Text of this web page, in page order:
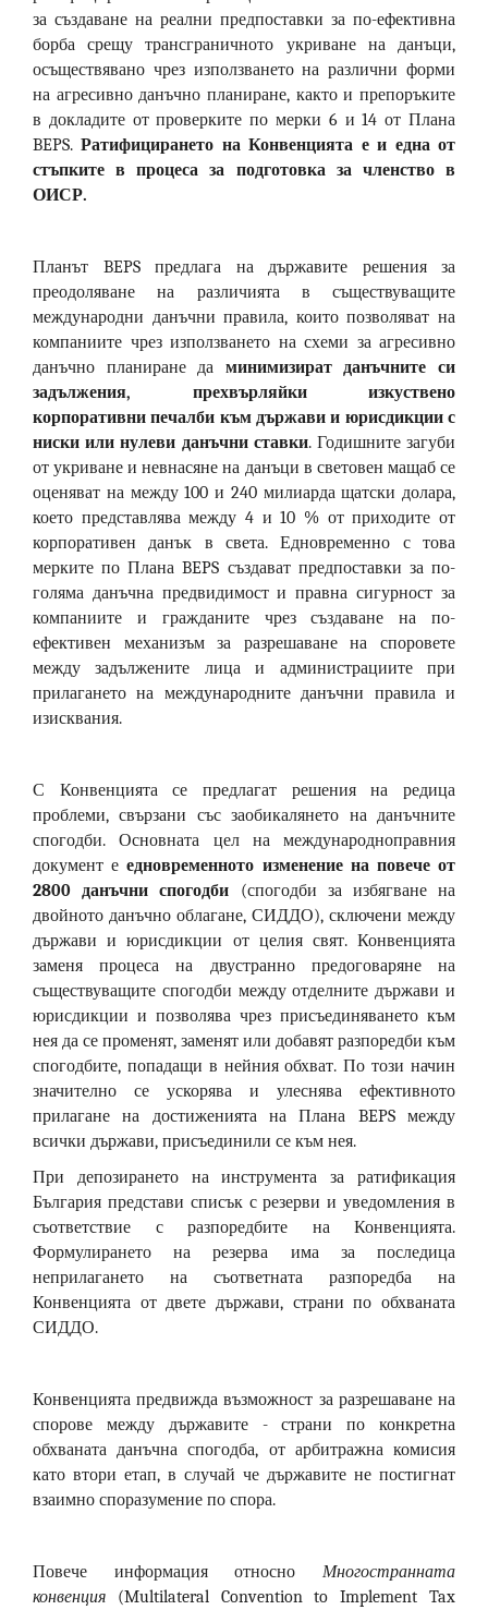
за създаване на реални предпоставки за по-ефективна
борба срещу трансграничното укриване на данъци,
осъществявано чрез използването на различни форми
на агресивно данъчно планиране, както и препоръките
в докладите от проверките по мерки 6 и 14 от Плана
BEPS.Ратифицирането на Конвенцията е и една от
стъпките в процеса за подготовка за членство в
ОИСР.
Планът BEPS предлага на държавите решения за
преодоляване на различията в съществуващите
международни данъчни правила, които позволяват на
компаниите чрез използването на схеми за агресивно
данъчно планиране да минимизират данъчните си
задължения, прехвърляйки изкуствено
корпоративни печалби към държави и юрисдикции с
ниски или нулеви данъчни ставки. Годишните загуби
от укриване и невнасяне на данъци в световен мащаб се
оценяват на между 100 и 240 милиарда щатски долара,
което представлява между 4 и 10 % от приходите от
корпоративен данък в света. Едновременно с това
мерките по Плана BEPS създават предпоставки за по-
голяма данъчна предвидимост и правна сигурност за
компаниите и гражданите чрез създаване на по-
ефективен механизъм за разрешаване на споровете
между задължените лица и администрациите при
прилагането на международните данъчни правила и
изисквания.
С Конвенцията се предлагат решения на редица
проблеми, свързани със заобикалянето на данъчните
спогодби. Основната цел на международноправния
документ еедновременното изменение на повече от
2800 данъчни спогодби (спогодби за избягване на
двойното данъчно облагане, СИДДО), сключени между
държави и юрисдикции от целия свят. Конвенцията
заменя процеса на двустранно предоговаряне на
съществуващите спогодби между отделните държави и
юрисдикции и позволява чрез присъединяването към
нея да се променят, заменят или добавят разпоредби към
спогодбите, попадащи в нейния обхват. По този начин
значително се ускорява и улеснява ефективното
прилагане на достиженията на Плана BEPS между
всички държави, присъединили се към нея.
При депозирането на инструмента за ратификация
България представи списък с резерви и уведомления в
съответствие с разпоредбите на Конвенцията.
Формулирането на резерва има за последица
неприлагането на съответната разпоредба на
Конвенцията от двете държави, страни по обхваната
СИДДО.
Конвенцията предвижда възможност за разрешаване на
спорове между държавите - страни по конкретна
обхваната данъчна спогодба, от арбитражна комисия
като втори етап, в случай че държавите не постигнат
взаимно споразумение по спора.
Повече информация относно Многостранната
конвенция (Multilateral Convention to Implement Tax